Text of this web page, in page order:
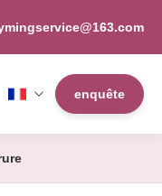
enquête